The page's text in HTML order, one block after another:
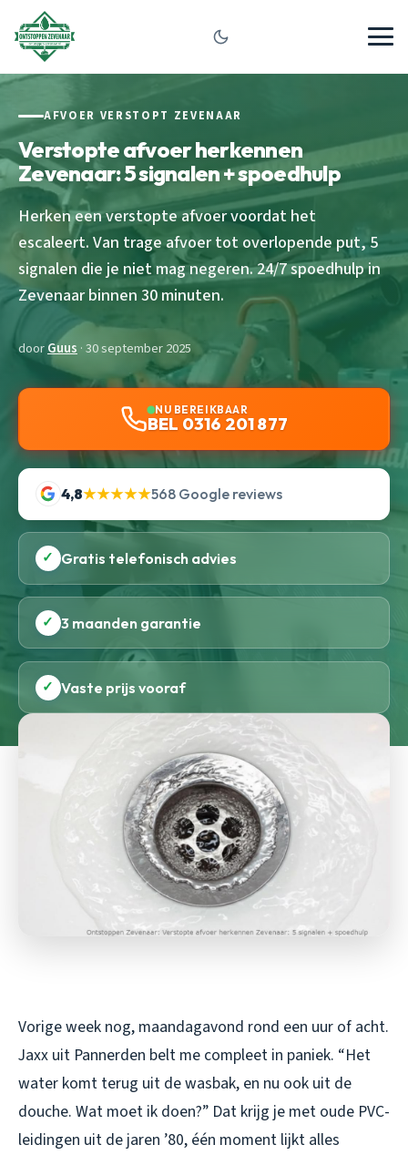
AFVOER VERSTOPT ZEVENAAR
Verstopte afvoer herkennen
Zevenaar: 5 signalen + spoedhulp
Herken een verstopte afvoer voordat het
escaleert. Van trage afvoer tot overlopende put, 5
signalen die je niet mag negeren. 24/7 spoedhulp in
Zevenaar binnen 30 minuten.
doorGuus · 30 september 2025
NU BEREIKBAAR
BEL 0316 201 877
4,8★★★★★568 Google reviews
✓ Gratis telefonisch advies
✓ 3 maanden garantie
✓ Vaste prijs vooraf
Vorige week nog, maandagavond rond een uur of acht.
Jaxx uit Pannerden belt me compleet in paniek. “Het
water komt terug uit de wasbak, en nu ook uit de
douche. Wat moet ik doen?” Dat krijg je met oude PVC-
leidingen uit de jaren ’80, één moment lijkt alles